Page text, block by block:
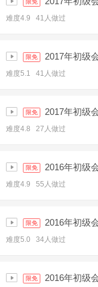
限免
难度4.9 41人做过
限免 2017年初级
难度5.1 41人做过
限免 2017年初级
难度4.8 27人做过
限免 2016年初级
难度4.9 55人做过
限免 2016年初级
难度5.0 34人做过
限免 2016年初级